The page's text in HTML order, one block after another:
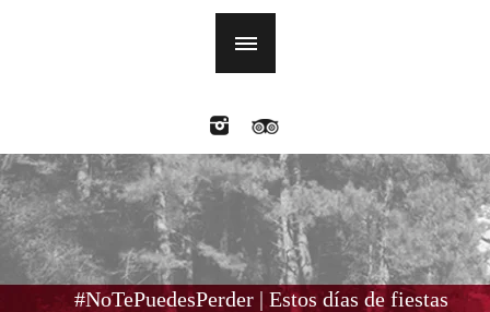
#NoTePuedesPerder | Estos días de fiestas